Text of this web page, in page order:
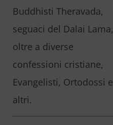
Buddhisti Theravada,
seguaci del Dalai Lama,
oltre a diverse
confessioni cristiane,
Evangelisti, Ortodossi e
altri.